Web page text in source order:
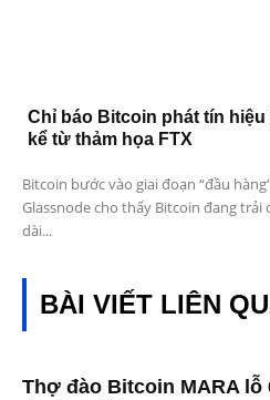
Chỉ báo Bitcoin phát tín
kể từ thảm họa FTX
Bitcoin bước vào giai đoạn “đầu
Glassnode cho thấy Bitcoin đang
dài...
BÀI VIẾT LIÊN
Thợ đào Bitcoin MARA lỗ